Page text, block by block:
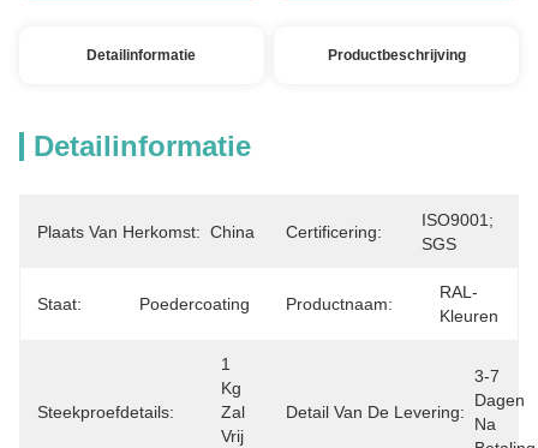
Detailinformatie Productbeschrijving
Detailinformatie
Plaats Van Herkomst: China Certificering:
ISO9001;
SGS
Staat: Poedercoating Productnaam:
RAL-
Kleuren
Steekproefdetails:
1
Kg
Zal
Vrij
Detail Van De Levering:
3-7
Dagen
Na